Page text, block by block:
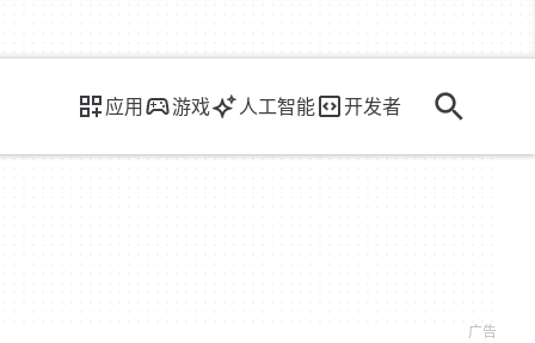
应用 游戏 人工智能 开发者